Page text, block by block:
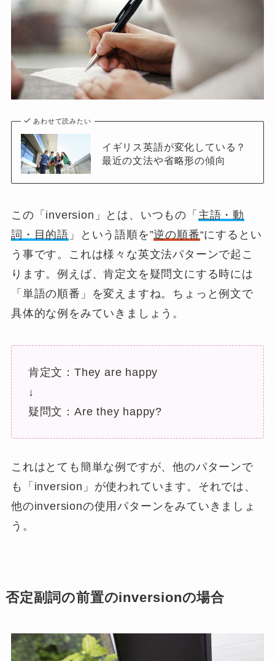
あわせて読みたい
イギリス英語が変化している？
最近の文法や省略形の傾向
この「 inversion 」とは、いつもの「 主語・動
詞・目的語 」という語順を”逆の順番“にするとい
う事です。これは様々な英文法パターンで起こ
ります。例えば、肯定文を疑問文にする時には
「単語の順番」を変えますね。ちょっと例文で
具体的な例をみていきましょう。
肯定文：They are happy
↓
疑問文：Are they happy?
これはとても簡単な例ですが、他のパターンで
も「inversion」が使われています。それでは、
他のinversionの使用パターンをみていきましょ
う。
否定副詞の前置のinversionの場合